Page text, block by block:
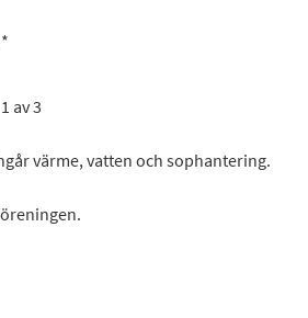
1 av 3
värme, vatten och sophantering.